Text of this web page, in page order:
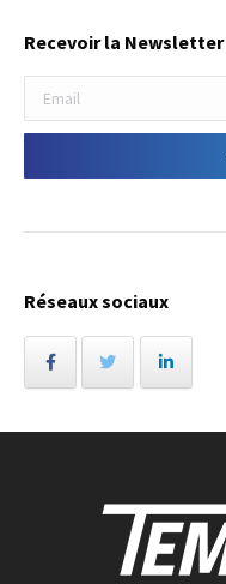
Recevoir la Newsletter
Réseaux sociaux